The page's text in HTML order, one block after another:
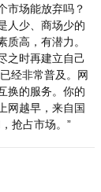
市场能放弃吗？
人少、商场少的
高，有潜力。
之时再建立自己
经非常普及。网
换的服务。你的
网越早，来自国
抢占市场。”